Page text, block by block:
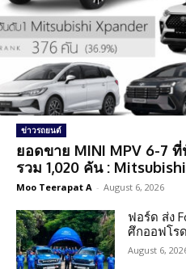
ข่าวรถยนต์
ยอดขาย MINI MPV 6-7
รวม 1,020 คัน :
Moo Teerapat A - August 6, 2026
ฟอร์ด ส่ง
ศึกออฟโร
August 6,